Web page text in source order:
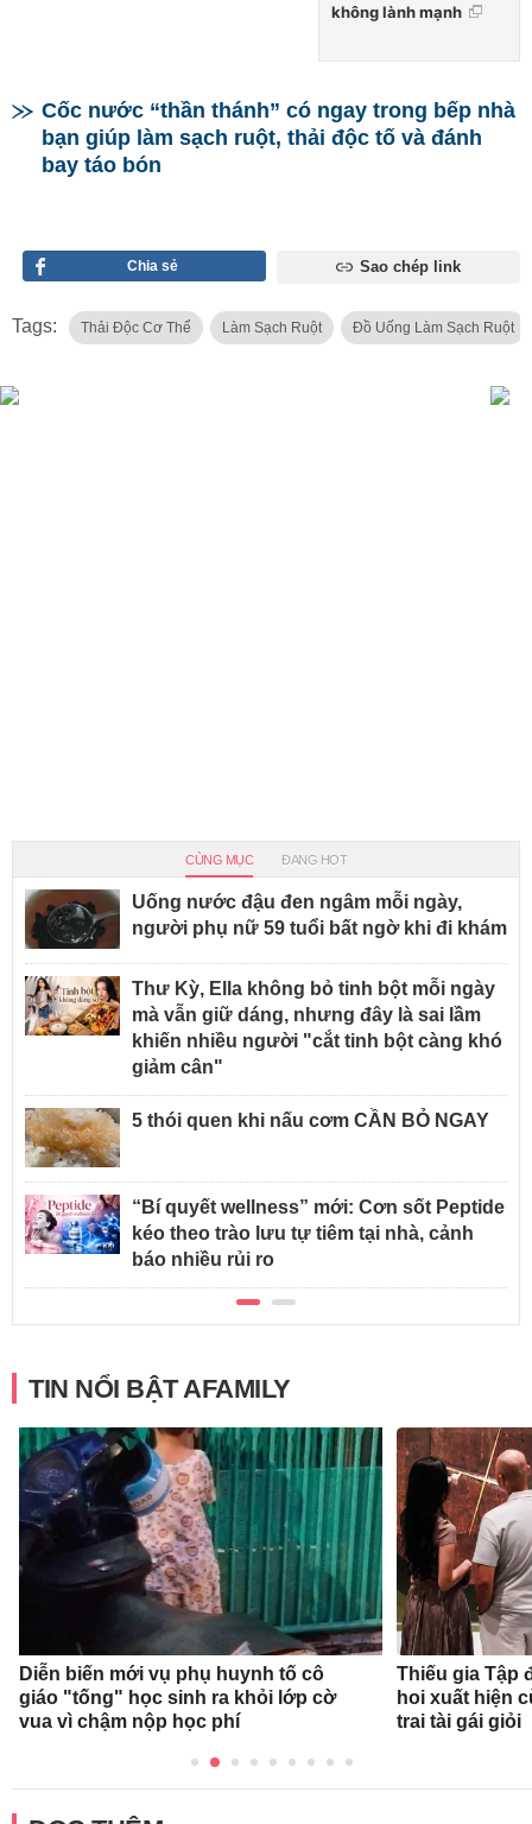
không lành mạnh
Cốc nước “thần thánh” có ngay trong bếp nhà
bạn giúp làm sạch ruột, thải độc tố và đánh
bay táo bón
Chia sẻ Sao chép link
Tags: Thải Độc Cơ Thể Làm Sạch Ruột Đồ Uống Làm Sạch Ruột
CÙNG MỤC ĐANG HOT
Uống nước đậu đen ngâm mỗi ngày,
người phụ nữ 59 tuổi bất ngờ khi đi khám
Thư Kỳ, Ella không bỏ tinh bột mỗi ngày
mà vẫn giữ dáng, nhưng đây là sai lầm
khiến nhiều người "cắt tinh bột càng khó
giảm cân"
5 thói quen khi nấu cơm CẦN BỎ NGAY
“Bí quyết wellness” mới: Cơn sốt Peptide
kéo theo trào lưu tự tiêm tại nhà, cảnh
báo nhiều rủi ro
TIN NỔI BẬT AFAMILY
Diễn biến mới vụ phụ huynh tố cô
giáo "tống" học sinh ra khỏi lớp cờ
vua vì chậm nộp học phí
Thiếu gia Tập
hoi xuất hiện
trai tài gái giỏi